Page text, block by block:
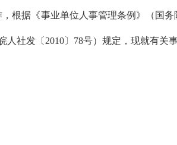
根据《事业单位人事管理条例》（国
人社发〔 2010〕78号）规定，现就有关